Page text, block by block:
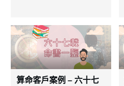
算命客戶案例 – 六十七